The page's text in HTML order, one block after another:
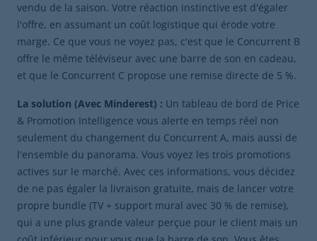
vendu de la saison. Votre réaction instinctive est d'égaler
l'offre, en assumant un coût logistique qui érode votre
marge. Ce que vous ne voyez pas, c'est que le Concurrent B
offre le même téléviseur avec une barre de son en cadeau,
et que le Concurrent C propose une remise directe de 5 %.
La solution (Avec Minderest) : Un tableau de bord de Price
& Promotion Intelligence vous alerte en temps réel non
seulement du changement du Concurrent A, mais aussi de
l'ensemble du panorama. Vous voyez les trois promotions
actives sur le marché. Avec ces informations, vous décidez
de ne pas égaler la livraison gratuite, mais de lancer votre
propre bundle (TV + support mural avec 30 % de remise),
qui a une plus grande valeur perçue pour le client mais un